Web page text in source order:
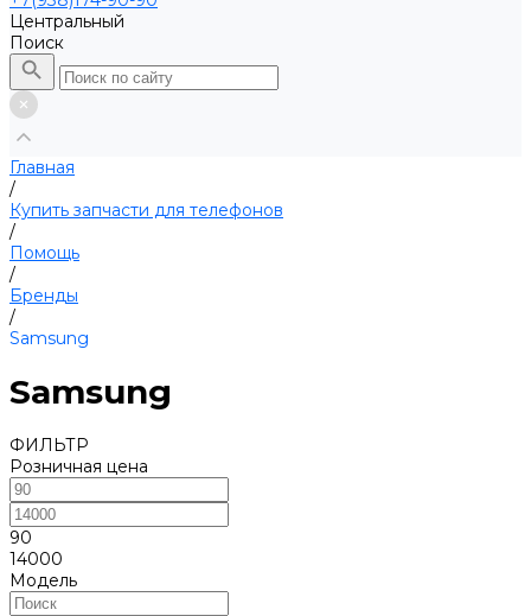
Центральный
Поиск
Главная
/
Купить запчасти для телефонов
/
Помощь
/
Бренды
/
Samsung
Samsung
ФИЛЬТР
Розничная цена
90
14000
Модель